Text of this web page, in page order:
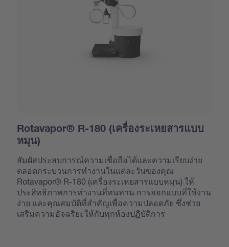
Rotavapor® R-180 (เครื่องระเหยสารแบบ
หมุน)
สัมผัสประสบการณ์ความเชื่อถือได้และความเรียบง่าย
ตลอดกระบวนการทำงานในแต่ละวันของคุณ
Rotavapor® R-180 (เครื่องระเหยสารแบบหมุน) ให้
ประสิทธิภาพการทำงานที่ทนทาน การออกแบบที่ใช้งาน
ง่าย และคุณสมบัติที่สำคัญเพื่อความปลอดภัย ซึ่งช่วย
เสริมความอัจฉริยะให้กับทุกห้องปฏิบัติการ